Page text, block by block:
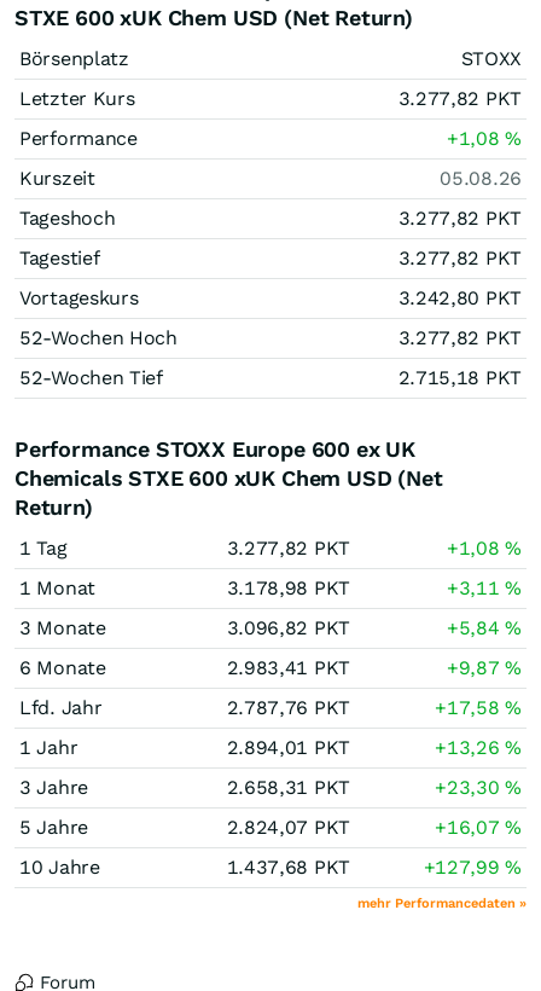
STXE 600 xUK Chem USD (Net Return)
Börsenplatz
STOXX
Letzter Kurs
3.277,82 PKT
Performance
+1,08%
Kurszeit
05.08.26
Tageshoch
3.277,82 PKT
Tagestief
3.277,82 PKT
Vortageskurs
3.242,80 PKT
52-Wochen Hoch
3.277,82 PKT
52-Wochen Tief
2.715,18 PKT
Performance STOXX Europe 600 ex UK
Chemicals STXE 600 xUK Chem USD (Net
Return)
1 Tag 3.277,82 PKT +1,08%
1 Monat
3.178,98 PKT +3,11%
3 Monate
3.096,82 PKT +5,84%
6 Monate
2.983,41 PKT +9,87%
Lfd. Jahr
2.787,76 PKT +17,58%
1 Jahr
2.894,01 PKT +13,26%
3 Jahre
2.658,31 PKT +23,30%
5 Jahre
2.824,07 PKT +16,07%
10 Jahre
1.437,68 PKT +127,99%
mehr Performancedaten »
Forum